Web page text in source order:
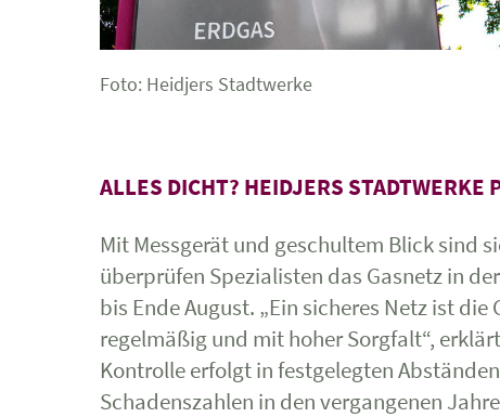
Foto: Heidjers Stadtwerke
ALLES DICHT? HEIDJERS STADTWERKE
Mit Messgerät und geschultem Blick sind
überprüfen Spezialisten das Gasnetz in
bis Ende August. „Ein sicheres Netz ist
regelmäßig und mit hoher Sorgfalt“,
Kontrolle erfolgt in festgelegten
Schadenszahlen in den vergangenen